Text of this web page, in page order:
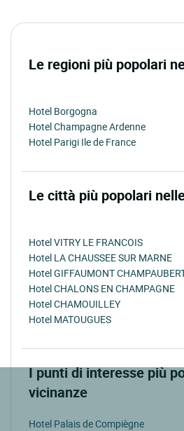
Le regioni più popolari
Hotel Borgogna
Hotel Champagne Ardenne
Hotel Parigi Ile de France
Le città più popolari
Hotel VITRY LE FRANCOIS
Hotel LA CHAUSSEE SUR MARNE
Hotel GIFFAUMONT
Hotel CHALONS EN CHAMPAGNE
Hotel CHAMOUILLEY
Hotel MATOUGUES
I punti di interesse più
vicinanze
Hotel Palais de Compiègne